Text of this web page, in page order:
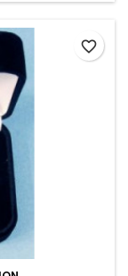
favorite_border